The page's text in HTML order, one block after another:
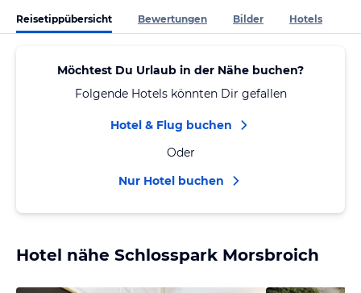
Reisetippübersicht Bewertungen Bilder Hotels
Möchtest Du Urlaub in der Nähe buchen?
Folgende Hotels könnten Dir gefallen
Hotel & Flug buchen
Oder
Nur Hotel buchen
Hotel nähe Schlosspark Morsbroich